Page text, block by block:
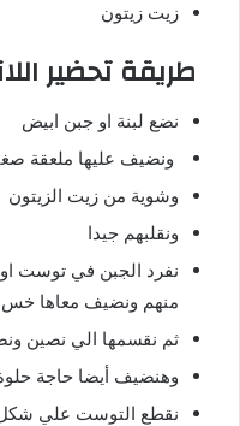
زيت زيتون
طريقة تحضير
نضع لبنة او جبن ابيض
ونضيف عليها ملعقة
وشوية من زيت الزيتون
ونقلبهم جيدا
نفرد الجبن في توست
منهم ونضيف معاها خس
ثم نقسمها الي نصين
وهنضيف أيضا حاجة
نقطع التوست علي شكل